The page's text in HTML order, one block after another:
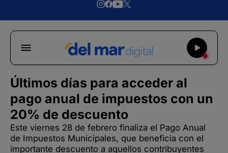
Últimos días para acceder al
pago anual de impuestos con un
20% de descuento
Este viernes 28 de febrero finaliza el Pago Anual
de Impuestos Municipales, que beneficia con el
importante descuento a aquellos contribuyentes